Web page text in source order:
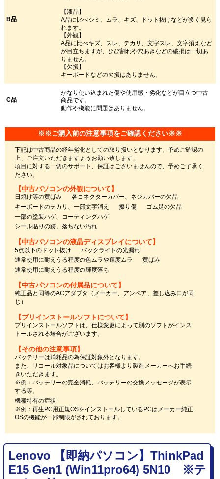
B品
【液晶】
A品に比べシミ、ムラ、キズ、ドット抜けなどが多く見ら
れます。
【外観】
A品に比べキズ、スレ、テカリ、文字スレ、文字消えなど
が目立ちますが、ひび割れや穴あきなどの破損は一切あ
りません。
【欠損】
キーボードなどの欠損はありません。
C品
かなり使い込まれた傷や使用感・劣化などが目立つ中古
商品です。
動作や機能に問題はありません。
※※ご購入前の注意事項をご確認ください※※
下記は中古商品の経年劣化としての取り扱いとなります。予めご確認の
上、ご注文いただきますようお願い致します。
項目に対する一切のサポート、保証はございませんので、予めご了承く
ださい。
【中古パソコンの外観について】
日焼け等の黄ばみ
各コネクターカバー、ネジカバーの欠品
キーボードのテカリ、一部文字消え
擦り傷
ゴム足の欠品
一部の塗装ハゲ、コーティングハゲ
シール貼りの跡、落ちない汚れ
【中古パソコンの液晶ディスプレイについて】
5点以下のドット抜け
バックライトの光漏れ
通常使用に耐えうる程度の色ムラや輝度ムラ
黄ばみ
通常使用に耐えうる程度の輝度落ち
【中古パソコンの付属品について】
純正品と同等のACアダプタ（メーカー、アンペア、差し込み口が同
じ）
【プリインストールソフトについて】
プリインストールソフトは、仕様変更によって別のソフトがインス
トールされる場合がございます。
【その他の注意事項】
バッテリーは消耗品の為保証対象外となります。
また、リコール対象品についてはお客様より製造メーカーへお手続
きいただきます。
※例：バッテリーの完全消耗、バッテリーの交換メッセージが表示
する等。
機種特有の症状
※例：再生PC用正規OSをインストールしているPCはメーカー純正
OSの機能が一部制限がされております。
Lenovo 【即納パソコン】ThinkPad
E15 Gen1 (Win11pro64) 5N10 ※テ